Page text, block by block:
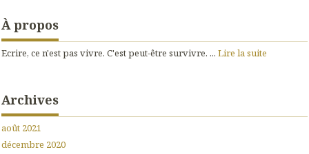
À propos
Ecrire, ce n'est pas vivre. C'est peut-être survivre. ... Lire la suite
Archives
août 2021
décembre 2020